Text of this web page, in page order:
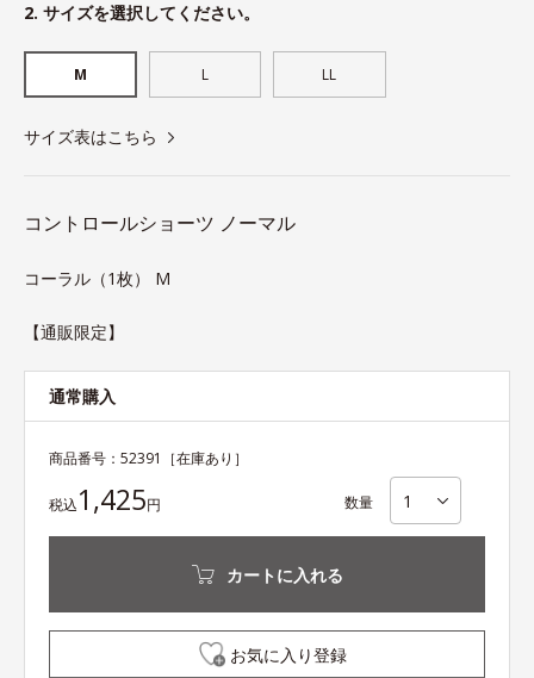
2. サイズを選択してください。
M L LL
サイズ表はこちら
コントロールショーツ ノーマル
コーラル（1枚） M
【通販限定】
通常購入
商品番号： 52391 ［在庫あり］
税込1,425円 数量
カートに入れる
お気に入り登録